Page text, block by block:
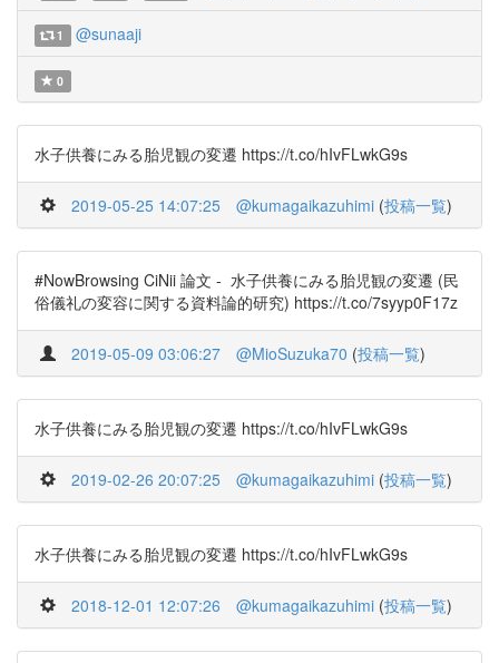
1 @sunaaji
0
水子供養にみる胎児観の変遷 https://t.co/hIvFLwkG9s
2019-05-25 14:07:25 @kumagaikazuhimi (投稿一覧)
#NowBrowsing CiNii 論文 - 水子供養にみる胎児観の変遷 (民
俗儀礼の変容に関する資料論的研究) https://t.co/7syyp0F17z
2019-05-09 03:06:27 @MioSuzuka70 (投稿一覧)
水子供養にみる胎児観の変遷 https://t.co/hIvFLwkG9s
2019-02-26 20:07:25 @kumagaikazuhimi (投稿一覧)
水子供養にみる胎児観の変遷 https://t.co/hIvFLwkG9s
2018-12-01 12:07:26 @kumagaikazuhimi (投稿一覧)